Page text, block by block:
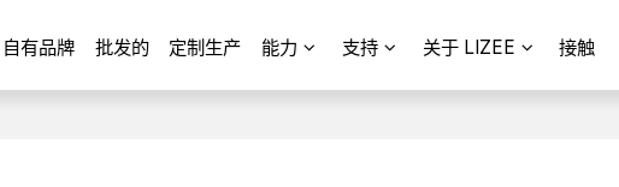
自有品牌 批发的 定制生产 能力 支持 关于 LIZEE 接触